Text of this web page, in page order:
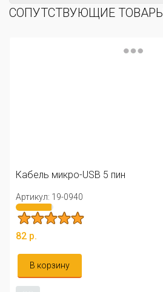
СОПУТСТВУЮЩИЕ
Кабель микро-USB 5 пин
Артикул: 19-0940
82 р.
В корзину